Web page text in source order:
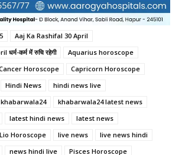
Aaj Ka Rashifal 30 April
कर्म में रुचि रहेगी
Aquarius horoscope
Horoscope
Capricorn Horoscope
Hindi News
hindi news live
khabarwala24
khabarwala24 latest news
latest hindi news
latest news
Lio Horoscope live news
live news hindi
news hindi live
Pisces Horoscope